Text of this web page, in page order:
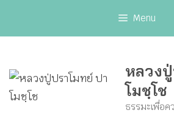
Menu
หลวง
โมชฺโช
ธรรมะเพื่อ